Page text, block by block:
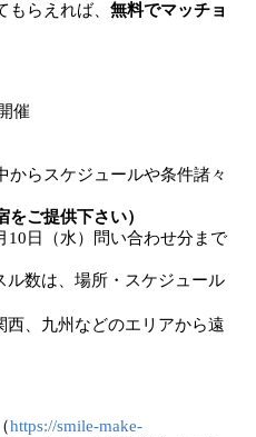
らえれば、 無料でマッチョ
催
からスケジュールや条件諸々
ご提供下さい）
10日（水）問い合わせ分まで
数は、場所・スケジュール
、九州などのエリアから遠
https://smile-make-